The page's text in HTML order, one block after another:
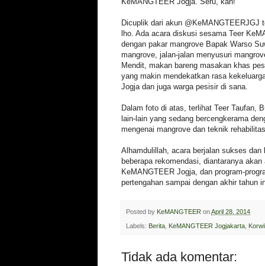
Dicuplik dari akun @KeMANGTEERJGJ
lho. Ada acara diskusi sesama Teer
dengan pakar mangrove Bapak Warso
mangrove, jalan-jalan menyusuri
Mendit, makan bareng masakan khas
yang makin mendekatkan rasa
Jogja dan juga warga pesisir di sana.
Dalam foto di atas, terlihat Teer Taufan,
lain-lain yang sedang bercengkerama
mengenai mangrove dan teknik
Alhamdulillah, acara berjalan sukses dan
beberapa rekomendasi, diantaranya
KeMANGTEER Jogja, dan program-
pertengahan sampai dengan akhir tahun
Posted by KeMANGTEER onApril 28, 2014
Labels: Berita KeMANGTEER Jogjakarta
Tidak ada komentar: